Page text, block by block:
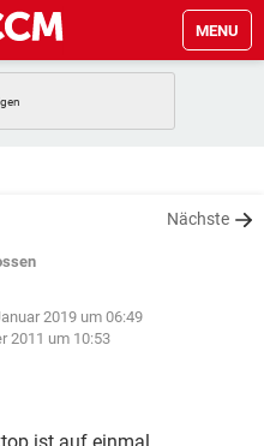
MENU
TIKTOK
TIKTOK
STREAMING
INSTAGRAM
STREAMING
Nächste
2019 um 06:49
2011 um 10:53